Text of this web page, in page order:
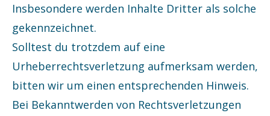
Insbesondere werden Inhalte Dritter als solche
gekennzeichnet.
Solltest du trotzdem auf eine
Urheberrechtsverletzung aufmerksam werden,
bitten wir um einen entsprechenden Hinweis.
Bei Bekanntwerden von Rechtsverletzungen